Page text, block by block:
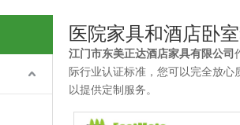
医院家具和酒店卧
江门市东美正达酒店家具有限公司
际行业认证标准，您可以完全放
以提供定制服务。